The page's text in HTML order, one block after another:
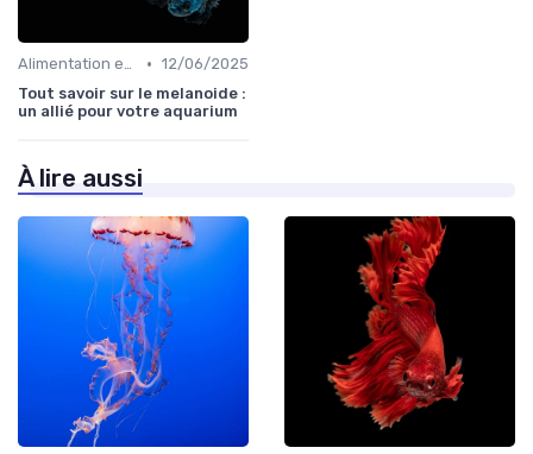
Alimentation et nutrition • 12/06/2025
Tout savoir sur le melanoide :
un allié pour votre aquarium
À lire aussi